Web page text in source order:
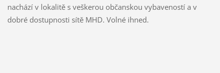
nachází v lokalitě s veškerou občanskou vybaveností a v
dobré dostupnosti sítě MHD. Volné ihned.